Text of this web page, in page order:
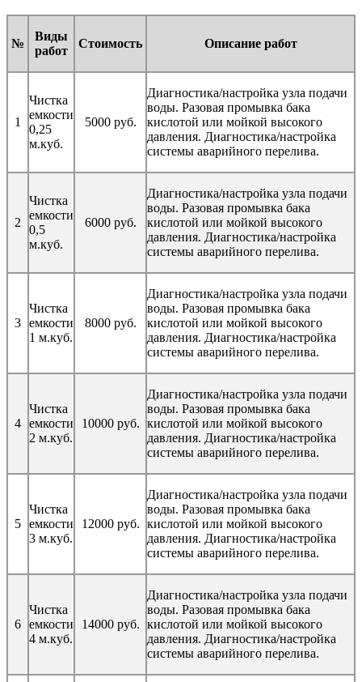
№
Виды
работ
Стоимость Описание работ
1
Чистка
емкости
0,25
м.куб.
5000 руб.
Диагностика/настройка узла подачи
воды. Разовая промывка бака
кислотой или мойкой высокого
давления. Диагностика/настройка
системы аварийного перелива.
2
Чистка
емкости
0,5
м.куб.
6000 руб.
Диагностика/настройка узла подачи
воды. Разовая промывка бака
кислотой или мойкой высокого
давления. Диагностика/настройка
системы аварийного перелива.
3
Чистка
емкости
1 м.куб.
8000 руб.
Диагностика/настройка узла подачи
воды. Разовая промывка бака
кислотой или мойкой высокого
давления. Диагностика/настройка
системы аварийного перелива.
4
Чистка
емкости
2 м.куб.
10000 руб.
Диагностика/настройка узла подачи
воды. Разовая промывка бака
кислотой или мойкой высокого
давления. Диагностика/настройка
системы аварийного перелива.
5
Чистка
емкости
3 м.куб.
12000 руб.
Диагностика/настройка узла подачи
воды. Разовая промывка бака
кислотой или мойкой высокого
давления. Диагностика/настройка
системы аварийного перелива.
6
Чистка
емкости
4 м.куб.
14000 руб.
Диагностика/настройка узла подачи
воды. Разовая промывка бака
кислотой или мойкой высокого
давления. Диагностика/настройка
системы аварийного перелива.